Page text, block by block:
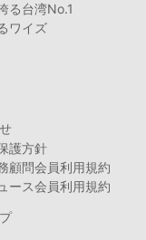
る台湾No.1
ワイズ
護方針
顧問会員利用規約
ース会員利用規約